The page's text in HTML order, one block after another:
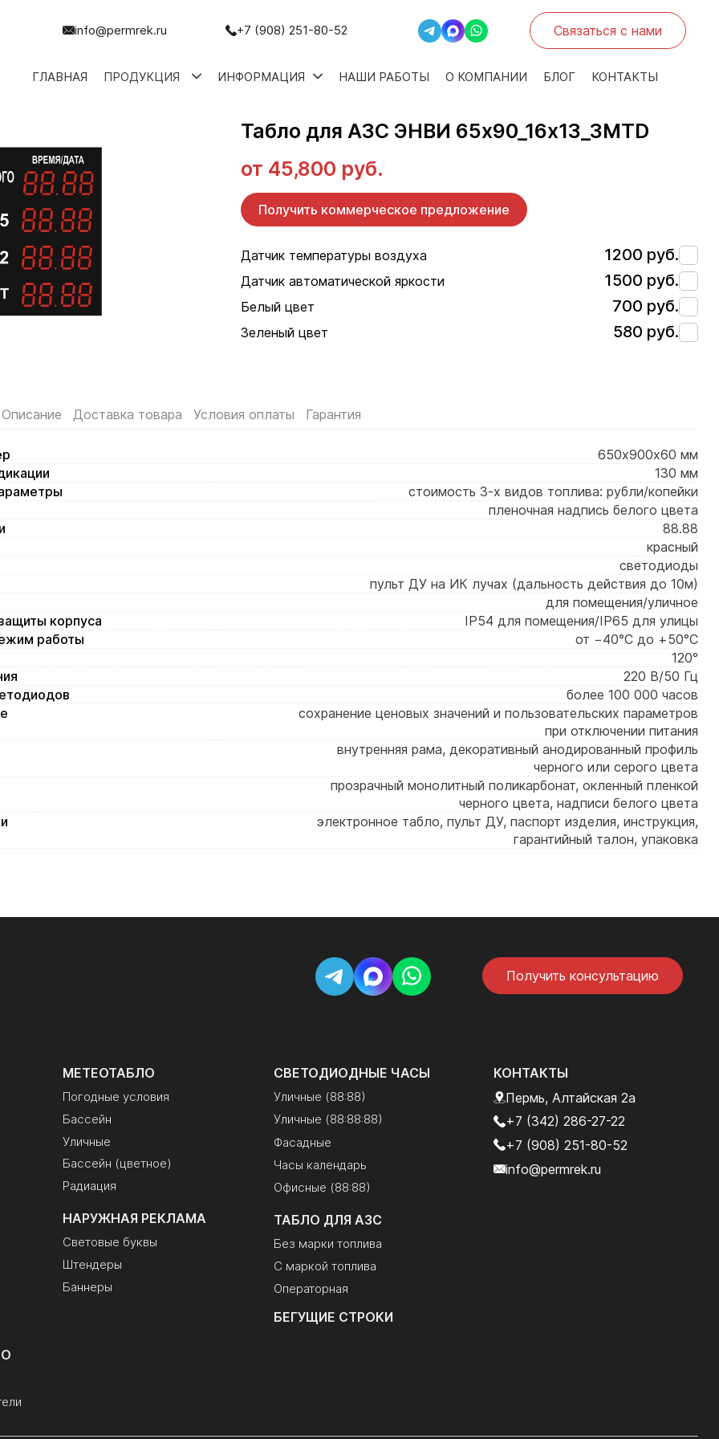
info@permrek.ru +7 (908) 251-80-52 Связаться с нами
ГЛАВНАЯ ПРОДУКЦИЯ ИНФОРМАЦИЯ НАШИ РАБОТЫ О КОМПАНИИ БЛОГ КОНТАКТЫ
Описание Доставка товара Условия оплаты Гарантия
650х900х60 мм
130 мм
стоимость 3-х видов топлива: рубли/копейки
пленочная надпись белого цвета
88.88
красный
светодиоды
пульт ДУ на ИК лучах (дальность действия до 10м)
для помещения/уличное
корпуса
IP54 для помещения/IP65 для улицы
работы
от −40°C до +50°C
120°
220 В/50 Гц
более 100 000 часов
сохранение ценовых значений и пользовательских параметров
при отключении питания
внутренняя рама, декоративный анодированный профиль
черного или серого цвета
прозрачный монолитный поликарбонат, окленный пленкой
черного цвета, надписи белого цвета
электронное табло, пульт ДУ, паспорт изделия, инструкция,
гарантийный талон, упаковка
Табло для АЗС ЭНВИ 65х90_16х13_3МTD
от 45,800 руб.
Получить коммерческое предложение
Датчик температуры воздуха 1200 руб.
Датчик автоматической яркости 1500 руб.
Белый цвет 700 руб.
Зеленый цвет 580 руб.
Получить консультацию
МЕТЕОТАБЛО
Погодные условия
Бассейн
Уличные
Бассейн (цветное)
Радиация
НАРУЖНАЯ РЕКЛАМА
Световые буквы
Штендеры
Баннеры
СВЕТОДИОДНЫЕ ЧАСЫ
Уличные (88:88)
Уличные (88:88:88)
Фасадные
Часы календарь
Офисные (88:88)
ТАБЛО ДЛЯ АЗС
Без марки топлива
С маркой топлива
Операторная
БЕГУЩИЕ СТРОКИ
КОНТАКТЫ
Пермь, Алтайская 2а
+7 (342) 286-27-22
+7 (908) 251-80-52
info@permrek.ru